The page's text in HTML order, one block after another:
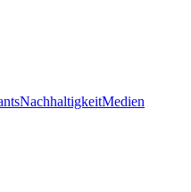
NachhaltigkeitMedien